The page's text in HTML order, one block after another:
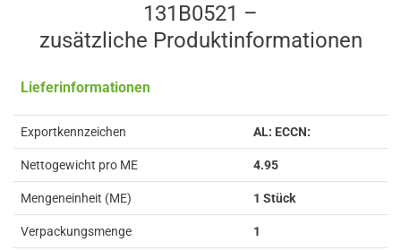
131B0521 –
zusätzliche Produkt­informationen
Lieferinformationen
Exportkennzeichen AL: ECCN:
Nettogewicht pro ME 4.95
Mengeneinheit (ME) 1 Stück
Verpackungsmenge 1